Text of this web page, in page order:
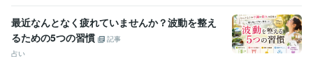
最近なんとなく疲れていませんか？波動を整え
るための5つの習慣
記事
占い